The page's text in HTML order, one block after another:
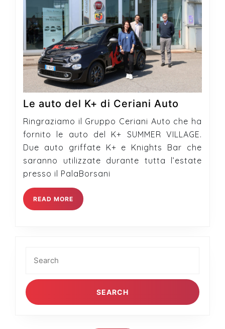
Le auto del K+ di Ceriani Auto
auto
del
K+
di
Ceriani
Ringraziamo il Gruppo Ceriani Auto che ha
fornito le auto del K+ SUMMER VILLAGE.
Due auto griffate K+ e Knights Bar che
saranno utilizzate durante tutta l’estate
presso il PalaBorsani
READ MORE READ
MORE
for: